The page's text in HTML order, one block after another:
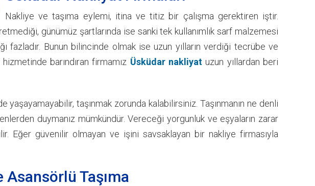
Nakliye ve taşıma eylemi, itina ve titiz bir çalışma gerektiren iştir.
günümüz şartlarında ise sanki tek kullanımlık sarf malzemesi
fazladır. Bunun bilincinde olmak ise uzun yılların verdiği tecrübe ve
barındıran firmamız Üsküdar nakliyat uzun yıllardan beri
yaşayamayabilir, taşınmak zorunda kalabilirsiniz. Taşınmanın ne denli
duymanız mümkündür. Vereceği yorgunluk ve eşyaların zarar
Eğer güvenilir olmayan ve işini savsaklayan bir nakliye firmasıyla
Taşıma